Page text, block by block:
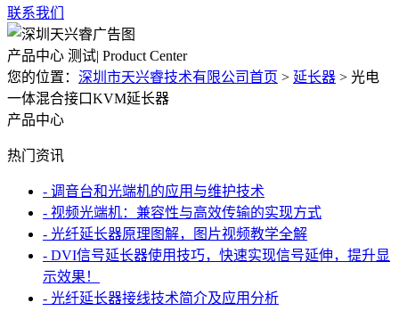
联系我们
产品中心 测试| Product Center
您的位置： 深圳市天兴睿技术有限公司首页 > 延长器 > 光电
一体混合接口KVM延长器
产品中心
热门资讯
- 调音台和光端机的应用与维护技术
- 视频光端机：兼容性与高效传输的实现方式
- 光纤延长器原理图解，图片视频教学全解
- DVI信号延长器使用技巧，快速实现信号延伸，提升显
示效果！
- 光纤延长器接线技术简介及应用分析